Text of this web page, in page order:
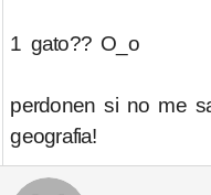
1 gato?? O_o
perdonen si no me
geografia!